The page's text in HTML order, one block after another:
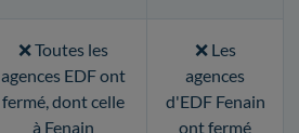
❌ Toutes les
agences EDF ont
fermé, dont celle
à Fenain
❌ Les
agences
d'EDF Fenain
ont fermé